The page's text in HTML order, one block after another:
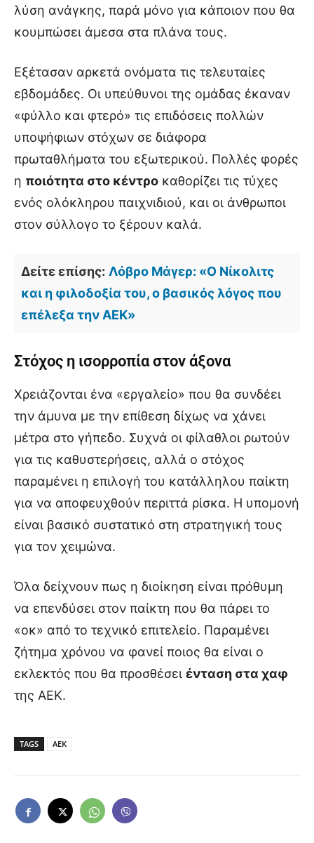
λύση ανάγκης, παρά μόνο για κάποιον που θα
κουμπώσει άμεσα στα πλάνα τους.
Εξέτασαν αρκετά ονόματα τις τελευταίες
εβδομάδες. Οι υπεύθυνοι της ομάδας έκαναν
«φύλλο και φτερό» τις επιδόσεις πολλών
υποψήφιων στόχων σε διάφορα
πρωταθλήματα του εξωτερικού. Πολλές φορές
η ποιότητα στο κέντρο καθορίζει τις τύχες
ενός ολόκληρου παιχνιδιού, και οι άνθρωποι
στον σύλλογο το ξέρουν καλά.
Δείτε επίσης: Λόβρο Μάγερ: «Ο Νίκολιτς
και η φιλοδοξία του, ο βασικός λόγος που
επέλεξα την ΑΕΚ»
Στόχος η ισορροπία στον άξονα
Χρειάζονται ένα «εργαλείο» που θα συνδέει
την άμυνα με την επίθεση δίχως να χάνει
μέτρα στο γήπεδο. Συχνά οι φίλαθλοι ρωτούν
για τις καθυστερήσεις, αλλά ο στόχος
παραμένει η επιλογή του κατάλληλου παίκτη
για να αποφευχθούν περιττά ρίσκα. Η υπομονή
είναι βασικό συστατικό στη στρατηγική τους
για τον χειμώνα.
Όλα δείχνουν πως η διοίκηση είναι πρόθυμη
να επενδύσει στον παίκτη που θα πάρει το
«οκ» από το τεχνικό επιτελείο. Παραμένει
ζήτημα χρόνου να φανεί ποιος θα είναι ο
εκλεκτός που θα προσθέσει ένταση στα χαφ
της ΑΕΚ.
TAGS ΑΕΚ